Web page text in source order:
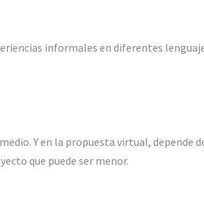
informales en diferentes
Y en la propuesta virtual, depende
que puede ser menor.